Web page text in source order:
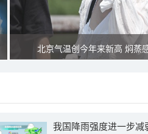
北京气温创今年来新高 焖蒸